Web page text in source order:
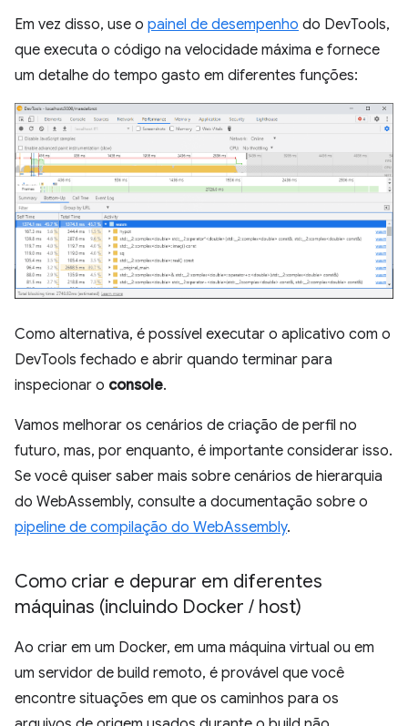
Em vez disso, use o painel de desempenho do DevTools,
que executa o código na velocidade máxima e fornece
um detalhe do tempo gasto em diferentes funções:
Como alternativa, é possível executar o aplicativo com o
DevTools fechado e abrir quando terminar para
inspecionar o console.
Vamos melhorar os cenários de criação de perfil no
futuro, mas, por enquanto, é importante considerar isso.
Se você quiser saber mais sobre cenários de hierarquia
do WebAssembly, consulte a documentação sobre o
pipeline de compilação do WebAssembly.
Como criar e depurar em diferentes
máquinas (incluindo Docker / host)
Ao criar em um Docker, em uma máquina virtual ou em
um servidor de build remoto, é provável que você
encontre situações em que os caminhos para os